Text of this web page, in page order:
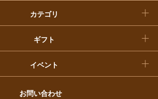
カテゴリ
ギフト
イベント
福袋
お問い合わせ